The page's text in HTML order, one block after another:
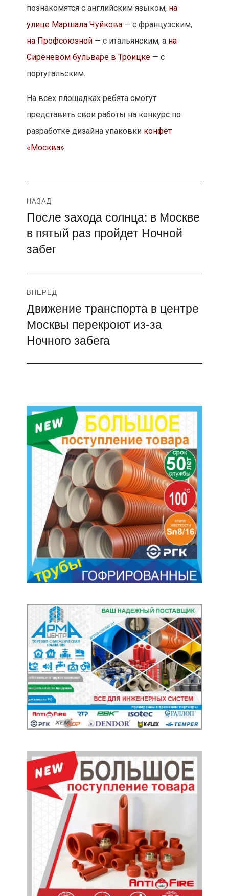
познакомятся с английским языком, на
улице Маршала Чуйкова— с французским,
на Профсоюзной— с итальянским, а на
Сиреневом бульваре в Троицке— с
португальским.
На всех площадках ребята смогут
представить свои работы на конкурс по
разработке дизайна упаковки конфет
«Москва».
Навигация
по
записям
НАЗАД
Предыдущая
запись:
После захода солнца: в Москве
в пятый раз пройдет Ночной
забег
ВПЕРЁД
Следующая
запись:
Движение транспорта в центре
Москвы перекроют из-за
Ночного забега